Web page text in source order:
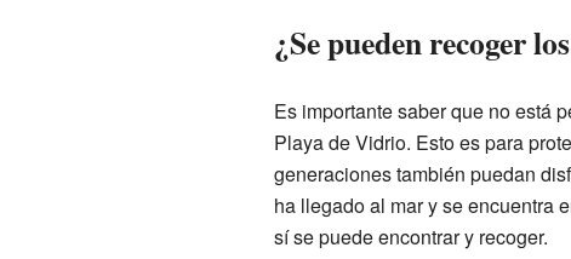
¿Se pueden recoger
Es importante saber que no está
Playa de Vidrio. Esto es para
generaciones también puedan
ha llegado al mar y se encuentra
sí se puede encontrar y recoger.